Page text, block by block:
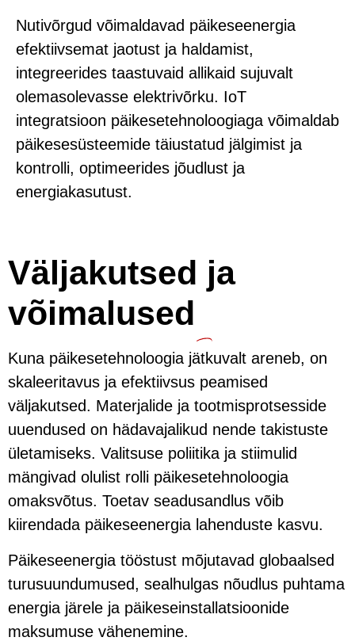
Nutivõrgud võimaldavad päikeseenergia
efektiivsemat jaotust ja haldamist,
integreerides taastuvaid allikaid sujuvalt
olemasolevasse elektrivõrku. IoT
integratsioon päikesetehnoloogiaga võimaldab
päikesesüsteemide täiustatud jälgimist ja
kontrolli, optimeerides jõudlust ja
energiakasutust.
Väljakutsed ja
võimalused
Kuna päikesetehnoloogia jätkuvalt areneb, on
skaleeritavus ja efektiivsus peamised
väljakutsed. Materjalide ja tootmisprotsesside
uuendused on hädavajalikud nende takistuste
ületamiseks. Valitsuse poliitika ja stiimulid
mängivad olulist rolli päikesetehnoloogia
omaksvõtus. Toetav seadusandlus võib
kiirendada päikeseenergia lahenduste kasvu.
Päikeseenergia tööstust mõjutavad globaalsed
turusuundumused, sealhulgas nõudlus puhtama
energia järele ja päikeseinstallatsioonide
maksumuse vähenemine.